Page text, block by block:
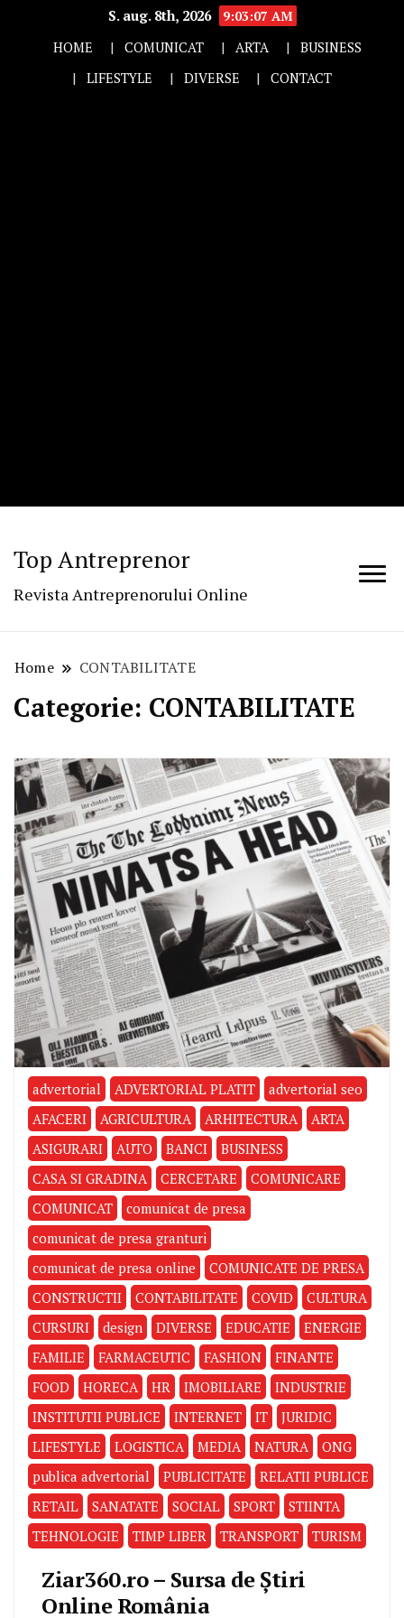
S. aug. 8th, 2026
9:03:07 AM
HOME
COMUNICAT ARTA
BUSINESS
LIFESTYLE
DIVERSE CONTACT
Top Antreprenor
Revista Antreprenorului Online
Home CONTABILITATE
Categorie: CONTABILITATE
advertorial ADVERTORIAL PLATIT
advertorial seo
AFACERI
AGRICULTURA ARHITECTURA
ARTA
ASIGURARI
AUTO BANCI
BUSINESS
CASA SI GRADINA
CERCETARE
COMUNICARE
COMUNICAT
comunicat de presa
comunicat de presa granturi
comunicat de presa online
COMUNICATE DE PRESA
CONSTRUCTII
CONTABILITATE COVID
CULTURA
CURSURI
design DIVERSE EDUCATIE
ENERGIE
FAMILIE
FARMACEUTIC FASHION
FINANTE
FOOD
HORECA HR IMOBILIARE
INDUSTRIE
INSTITUTII PUBLICE
INTERNET IT
JURIDIC
LIFESTYLE
LOGISTICA MEDIA NATURA
ONG
publica advertorial
PUBLICITATE
RELATII PUBLICE
RETAIL
SANATATE SOCIAL SPORT
STIINTA
TEHNOLOGIE
TIMP LIBER TRANSPORT TURISM
Ziar360.ro – Sursa de Știri
Online România